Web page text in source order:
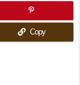
Copy